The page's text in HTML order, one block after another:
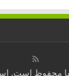
محفوظ است.